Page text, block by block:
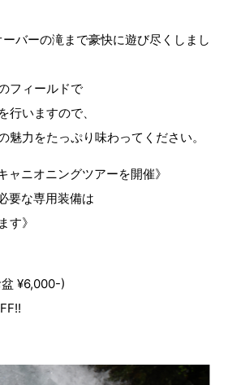
バーの滝まで豪快に遊び尽くしまし
フィールドで
行いますので、
魅力をたっぷり味わってください。
ニオニングツアーを開催》
要な専用装備は
》
¥6,000-)